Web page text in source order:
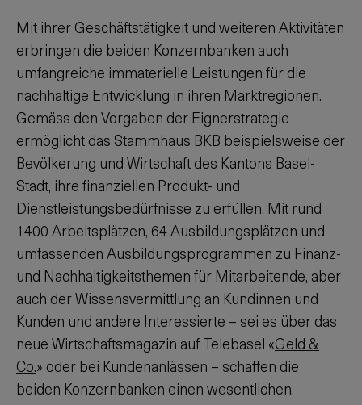
Mit ihrer Geschäftstätigkeit und weiteren Aktivitäten
erbringen die beiden Konzernbanken auch
umfangreiche immaterielle Leistungen für die
nachhaltige Entwicklung in ihren Marktregionen.
Gemäss den Vorgaben der Eignerstrategie
ermöglicht das Stammhaus BKB beispielsweise der
Bevölkerung und Wirtschaft des Kantons Basel-
Stadt, ihre finanziellen Produkt- und
Dienstleistungsbedürfnisse zu erfüllen. Mit rund
1400 Arbeitsplätzen, 64 Ausbildungsplätzen und
umfassenden Ausbildungsprogrammen zu Finanz-
und Nachhaltigkeitsthemen für Mitarbeitende, aber
auch der Wissensvermittlung an Kundinnen und
Kunden und andere Interessierte – sei es über das
neue Wirtschaftsmagazin auf Telebasel «Geld &
Co.» oder bei Kundenanlässen – schaffen die
beiden Konzernbanken einen wesentlichen,